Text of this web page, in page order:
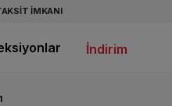
İMKANI
İndirim